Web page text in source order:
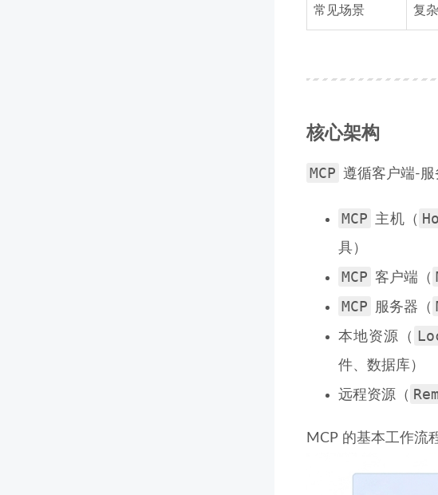
常见场景 复
核心架构
MCP 遵循客户端-服
MCP 主机（
具）
MCP 客户端（
MCP 服务器（
本地资源（
件、数据库）
远程资源（
MCP 的基本工作流